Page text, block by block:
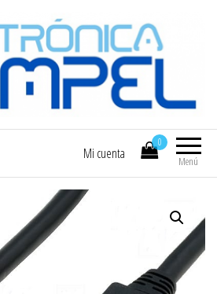
Electrónica COMPEL
Menú
0
Mi cuenta